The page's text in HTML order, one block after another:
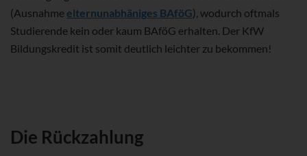
(Ausnahme elternunabhäniges BAföG), wodurch oftmals
Studierende kein oder kaum BAföG erhalten. Der KfW
Bildungskredit ist somit deutlich leichter zu bekommen!
Die Rückzahlung